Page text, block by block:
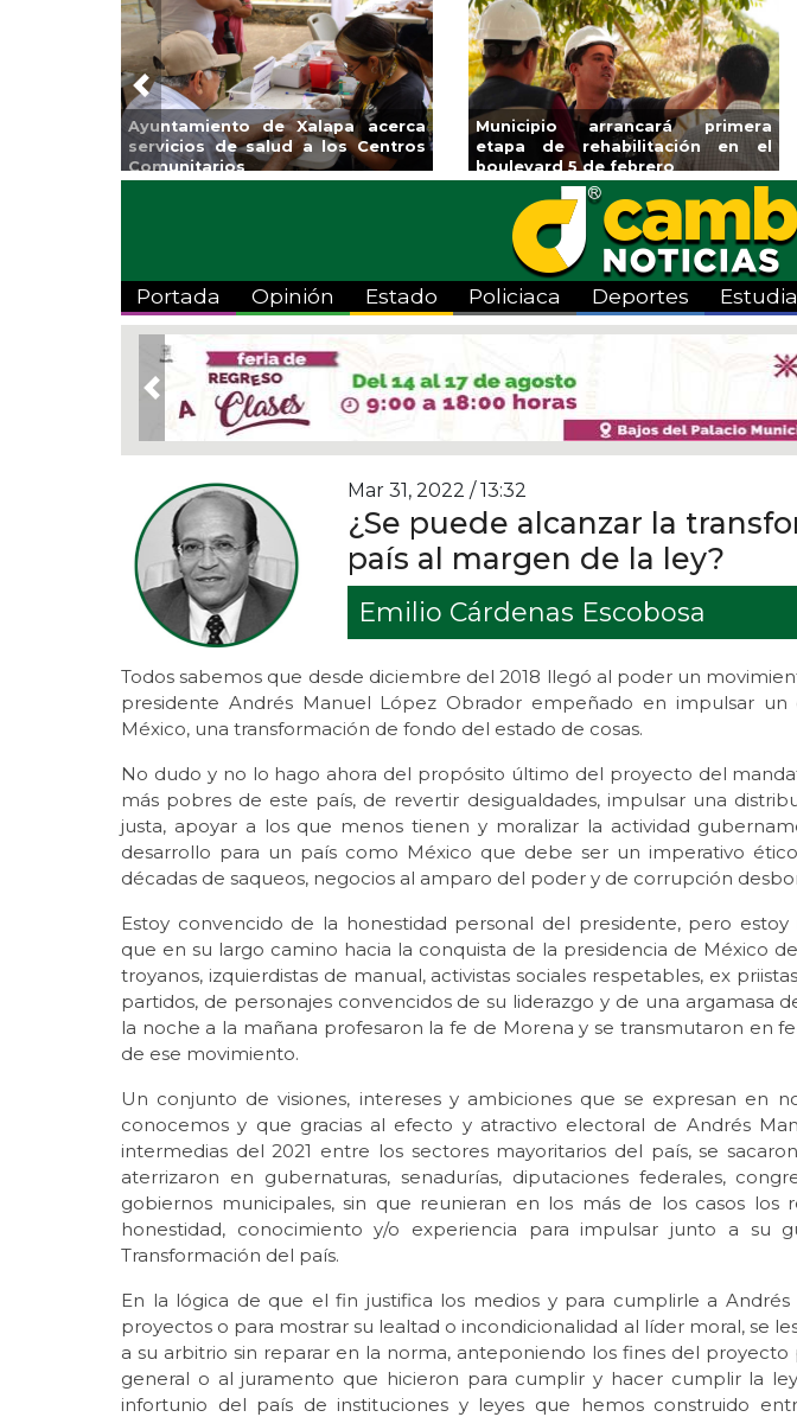
Coatzacoalcos la
Semiolímpica Zona
Invita Ayuntamiento de Veracruz
a Temporada de Artes “Escena
Viva”
Aplicará CMAS el
Tandeo durante agosto
Previous
Portada Opinión Estado Policiaca Deportes
Previous
Mar 31, 2022 / 13:32
¿Se puede alcanzar la
país al margen de la ley?
Emilio Cárdenas Escobosa
Todos sabemos que desde diciembre del 2018 llegó al poder un
presidente Andrés Manuel López Obrador empeñado en impulsar
México, una transformación de fondo del estado de cosas.
No dudo y no lo hago ahora del propósito último del proyecto del
más pobres de este país, de revertir desigualdades, impulsar una
justa, apoyar a los que menos tienen y moralizar la actividad
desarrollo para un país como México que debe ser un imperativo
décadas de saqueos, negocios al amparo del poder y de corrupción
Estoy convencido de la honestidad personal del presidente, pero
que en su largo camino hacia la conquista de la presidencia de México
troyanos, izquierdistas de manual, activistas sociales respetables, ex
partidos, de personajes convencidos de su liderazgo y de una argamasa
la noche a la mañana profesaron la fe de Morena y se transmutaron en
de ese movimiento.
Un conjunto de visiones, intereses y ambiciones que se expresan en
conocemos y que gracias al efecto y atractivo electoral de Andrés
intermedias del 2021 entre los sectores mayoritarios del país, se
aterrizaron en gubernaturas, senadurías, diputaciones federales,
gobiernos municipales, sin que reunieran en los más de los casos los
honestidad, conocimiento y/o experiencia para impulsar junto a su
Transformación del país.
En la lógica de que el fin justifica los medios y para cumplirle a
proyectos o para mostrar su lealtad o incondicionalidad al líder moral, se
a su arbitrio sin reparar en la norma, anteponiendo los fines del proyecto
general o al juramento que hicieron para cumplir y hacer cumplir la
infortunio del país de instituciones y leyes que hemos construido